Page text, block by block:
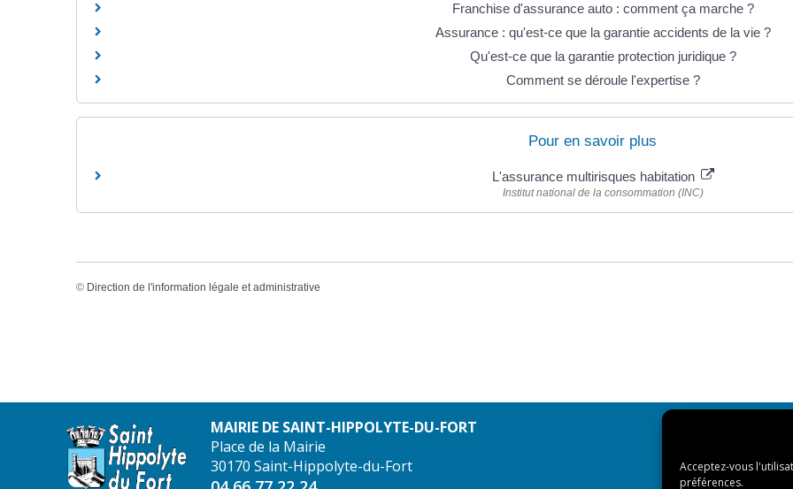
Acceptez-vous
préférences.
Franchise d'assurance auto : comment ça marche ?
Assurance : qu'est-ce que la garantie accidents de la vie ?
Qu'est-ce que la garantie protection juridique ?
Comment se déroule l'expertise ?
Pour en savoir plus
L'assurance multirisques habitation
Institut national de la consommation (INC)
© Direction de l'information légale et administrative
MAIRIE DE SAINT-HIPPOLYTE-DU-FORT
Place de la Mairie
30170 Saint-Hippolyte-du-Fort